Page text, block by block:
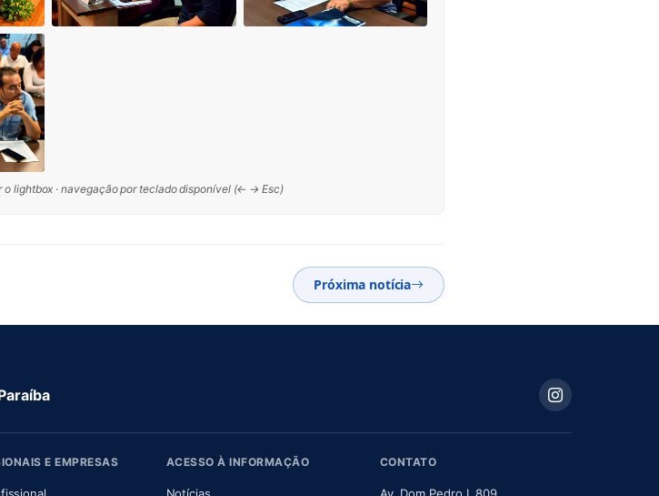
o lightbox · navegação por teclado disponível (← → Esc)
Próxima notícia
E EMPRESAS ACESSO À INFORMAÇÃO
Notícias
CONTATO
Av. Dom Pedro I, 809